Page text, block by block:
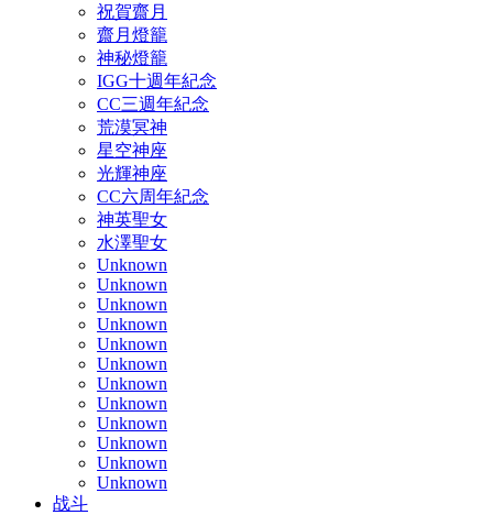
祝賀齋月
齋月燈籠
神秘燈籠
IGG十週年紀念
CC三週年紀念
荒漠冥神
星空神座
光輝神座
CC六周年紀念
神英聖女
水澤聖女
Unknown
Unknown
Unknown
Unknown
Unknown
Unknown
Unknown
Unknown
Unknown
Unknown
Unknown
Unknown
战斗